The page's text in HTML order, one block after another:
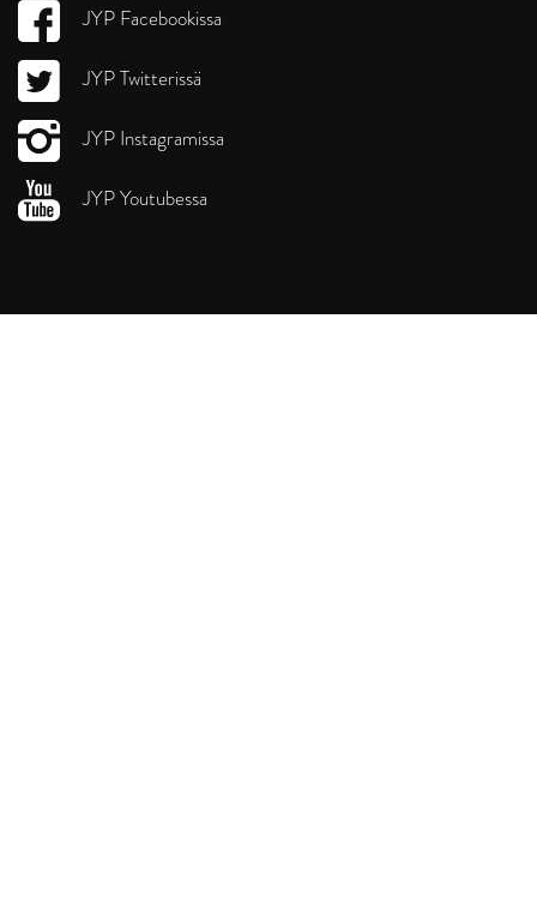
JYP Facebookissa
JYP Twitterissä
JYP Instagramissa
JYP Youtubessa